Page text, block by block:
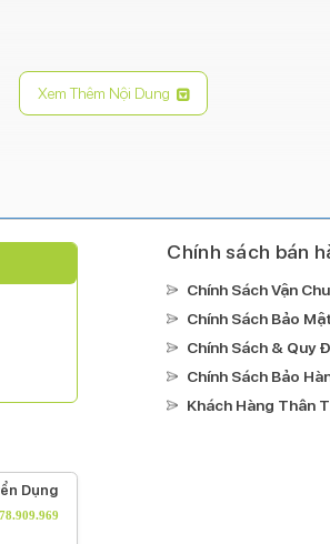
Xem Thêm Nội Dung
Dụng
Chính sách bán
Chính Sách Vận
Chính Sách Bảo
Chính Sách & Quy
Chính Sách Bảo
Khách Hàng Thân